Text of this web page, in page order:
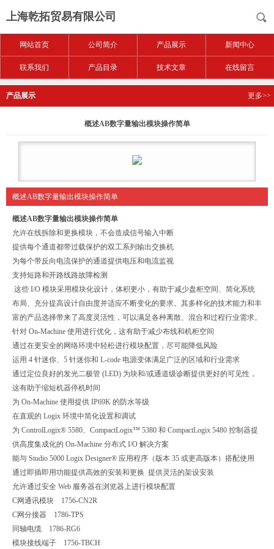
上海乾拓贸易有限公司
网站首页 公司简介 产品展示 新闻中心
联系我们 产品目录 技术文章 在线留言
产品展示 更多>>
概述AB数字量输出模块操作简单
概述AB数字量输出模块操作简单
概述AB数字量输出模块操作简单
允许在线拆除和更换模块，不会造成信号输入中断
提供每个通道都带过载保护的双工系列输出交换机
为每个带反向电流保护的通道提供电压和电流监视
支持短路和开路线路故障检测
这些 I/O 模块采用模块化设计，体积更小，有助于减少盘柜空间、简化系统
布局、充分提高设计自由度并适应不断变化的要求。其多样化的技术能力和丰
富的产品选择带来了高度灵活性，可以满足各种离散、混合和过程行业需求。
针对 On-Machine 使用进行优化，这有助于减少布线和机柜空间
通过在更安全的网络环境中轻松进行模块配置，尽可能降低风险
运用 4 针迷你、5 针迷你和 L-code 电源变体满足广泛的区域和行业需求
通过定位良好的发光二极管 (LED) 为块和/或通道级诊断提供更好的可见性，
这有助于缩短机器停机时间
为 On-Machine 使用提供 IP69K 的防水等级
在直观的 Logix 环境中简化设置和调试
为 ControlLogix® 5580、CompactLogix™ 5380 和 CompactLogix 5480 控制器提
供高度集成化的 On-Machine 分布式 I/O 解决方案
能与 Studio 5000 Logix Designer® 应用程序（版本 35 或更高版本）搭配使用
通过即插即用功能提供高效的安装和更换 提供灵活的架设安装
允许通过安全 Web 服务器在浏览器上进行模块配置
C网通讯模块 1756-CN2R
C网分接器 1786-TPS
同轴电缆 1786-RG6
模块接线端子 1756-TBCH